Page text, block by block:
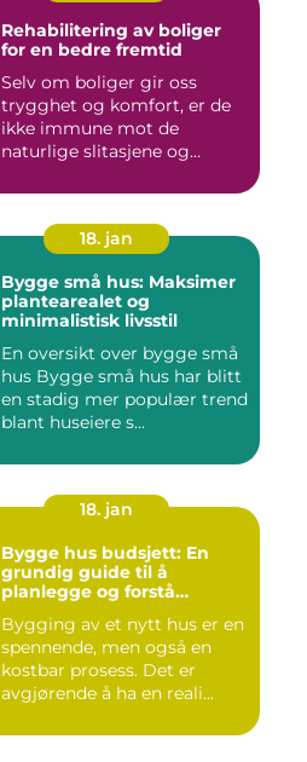
Rehabilitering av boliger
for en bedre fremtid
Selv om boliger gir oss
trygghet og komfort, er de
ikke immune mot de
naturlige slitasjene og
18. jan
Bygge små hus: Maksimer
plantearealet og
minimalistisk livsstil
En oversikt over bygge små
hus Bygge små hus har blitt
en stadig mer populær trend
blant huseiere s...
18. jan
Bygge hus budsjett: En
grundig guide til å
planlegge og forstå
Bygging av et nytt hus er en
spennende, men også en
kostbar prosess. Det er
avgjørende å ha en reali...